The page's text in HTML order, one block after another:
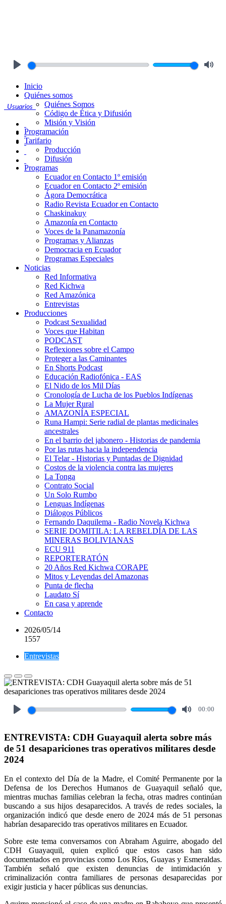
Usuarios
Inicio
Quiénes somos
Quiénes Somos
Código de Ética y Difusión
Misión y Visión
Programación
Tarifario
Producción
Difusión
Programas
Ecuador en Contacto 1º emisión
Ecuador en Contacto 2º emisión
Ágora Democrática
Radio Revista Ecuador en Contacto
Chaskinakuy
Amazonía en Contacto
Voces de la Panamazonía
Programas y Alianzas
Democracia en Ecuador
Programas Especiales
Noticias
Red Informativa
Red Kichwa
Red Amazónica
Entrevistas
Producciones
Podcast Sexualidad
Voces que Habitan
PODCAST
Reflexiones sobre el Campo
Proteger a las Caminantes
En Shorts Podcast
Educación Radiofónica - EAS
El Nido de los Mil Días
Cronología de Lucha de los Pueblos Indígenas
La Mujer Rural
AMAZONÍA ESPECIAL
Runa Hampi: Serie radial de plantas medicinales
ancestrales
En el barrio del jabonero - Historias de pandemia
Por las rutas hacia la independencia
El Telar - Historias y Puntadas de Dignidad
Costos de la violencia contra las mujeres
La Tonga
Contrato Social
Un Solo Rumbo
Lenguas Indígenas
Diálogos Públicos
Fernando Daquilema - Radio Novela Kichwa
SERIE DOMITILA: LA REBELDÍA DE LAS
MINERAS BOLIVIANAS
ECU 911
REPORTERATÓN
20 Años Red Kichwa CORAPE
Mitos y Leyendas del Amazonas
Punta de flecha
Laudato Sí
En casa y aprende
Contacto
2026/05/14
1557
Entrevistas
00:00
ENTREVISTA: CDH Guayaquil alerta sobre más
de 51 desapariciones tras operativos militares desde
2024
En el contexto del Día de la Madre, el Comité Permanente por la
Defensa de los Derechos Humanos de Guayaquil señaló que,
mientras muchas familias celebran la fecha, otras madres continúan
buscando a sus hijos desaparecidos. A través de redes sociales, la
organización indicó que desde enero de 2024 más de 51 personas
habrían desaparecido tras operativos militares en Ecuador.
Sobre este tema conversamos con Abraham Aguirre, abogado del
CDH Guayaquil, quien explicó que estos casos han sido
documentados en provincias como Los Ríos, Guayas y Esmeraldas.
También señaló que existen denuncias de intimidación y
criminalización contra familiares de personas desaparecidas por
exigir justicia y hacer públicas sus denuncias.